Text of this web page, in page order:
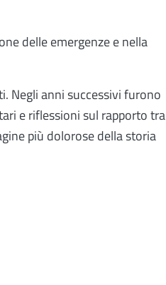
delle emergenze e nella
Negli anni successivi furono
e riflessioni sul rapporto tra
più dolorose della storia